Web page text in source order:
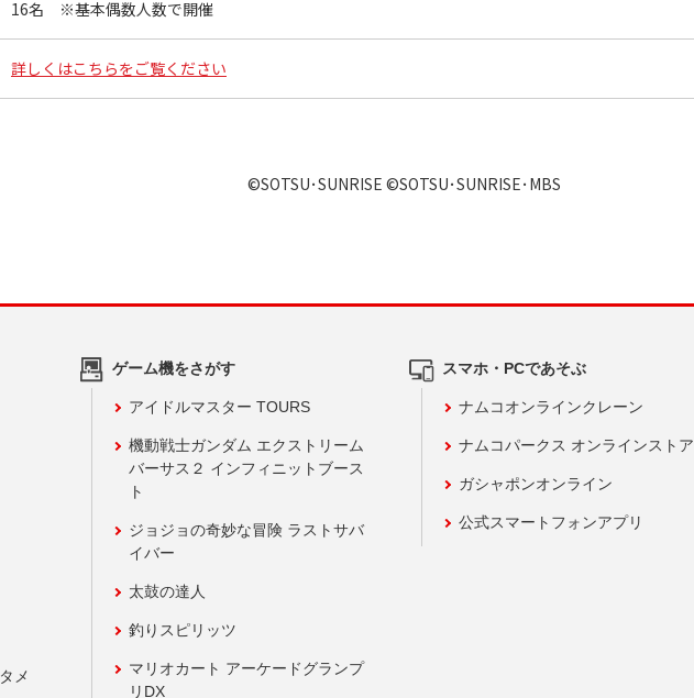
16名 ※基本偶数人数で開催
詳しくはこちらをご覧ください
©SOTSU･SUNRISE ©SOTSU･SUNRISE･MBS
メ
ゲーム機をさがす
アイドルマスター TOURS
機動戦士ガンダム エクストリーム
バーサス２ インフィニットブース
ト
ジョジョの奇妙な冒険 ラストサバ
イバー
太鼓の達人
釣りスピリッツ
マリオカート アーケードグランプ
リDX
スマホ・PCであそぶ
ナムコオンラインクレーン
ナムコパークス オンラインストア
ガシャポンオンライン
公式スマートフォンアプリ